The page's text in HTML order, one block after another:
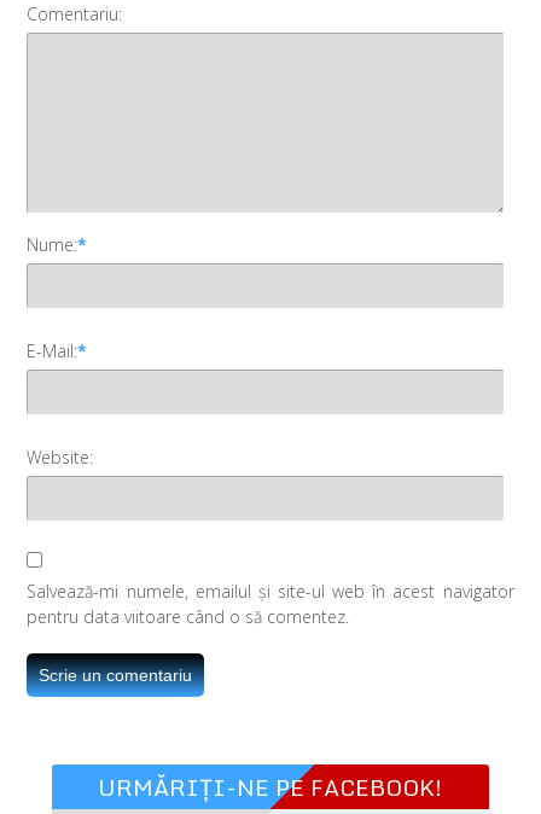
Comentariu:
Nume:*
E-Mail:*
Website:
Salvează-mi numele, emailul și site-ul web în acest navigator
pentru data viitoare când o să comentez.
URMĂRIȚI-NE PE FACEBOOK!